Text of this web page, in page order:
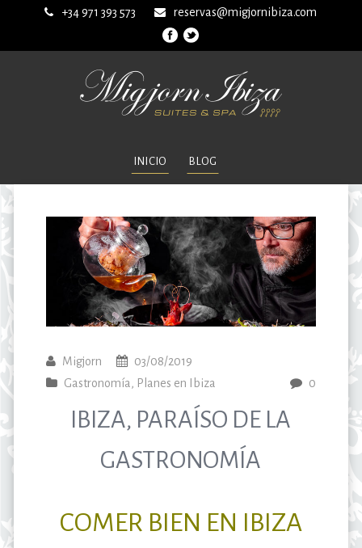
+34 971 393 573 reservas@migjornibiza.com
INICIO BLOG
Migjorn
03/08/2019
Gastronomía , Planes en Ibiza 0
IBIZA, PARAÍSO DE LA
GASTRONOMÍA
COMER BIEN EN IBIZA